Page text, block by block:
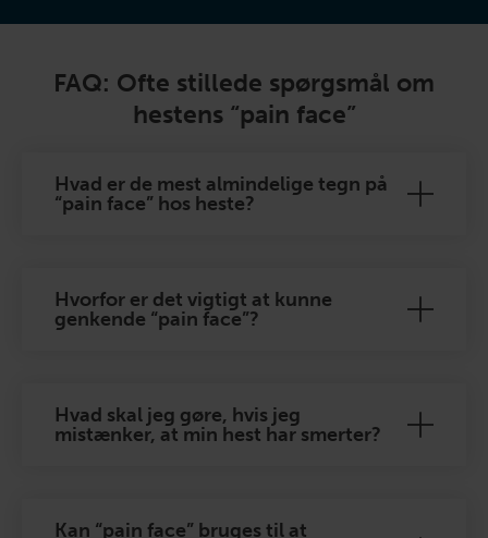
FAQ: Ofte stillede spørgsmål om
hestens “pain face”
Hvad er de mest almindelige tegn på
“pain face” hos heste?
Hvorfor er det vigtigt at kunne
genkende “pain face”?
Hvad skal jeg gøre, hvis jeg
mistænker, at min hest har smerter?
Kan “pain face” bruges til at